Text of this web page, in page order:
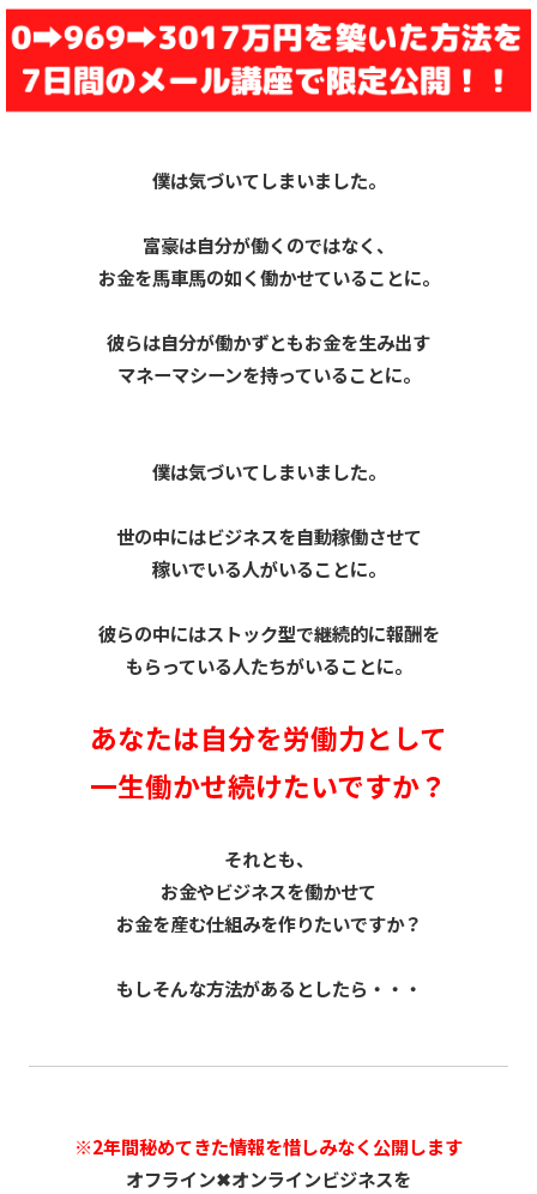
僕は気づいてしまいました。
富豪は自分が働くのではなく、
お金を馬車馬の如く働かせていることに。
彼らは自分が働かずともお金を生み出す
マネーマシーンを持っていることに。
僕は気づいてしまいました。
世の中にはビジネスを自動稼働させて
稼いでいる人がいることに。
彼らの中にはストック型で継続的に報酬を
もらっている人たちがいることに。
あなたは自分を労働力として
一生働かせ続けたいですか？
それとも、
お金やビジネスを働かせて
お金を産む仕組みを作りたいですか？
もしそんな方法があるとしたら・・・
※2年間秘めてきた情報を惜しみなく公開します
オフライン✖︎オンラインビジネスを